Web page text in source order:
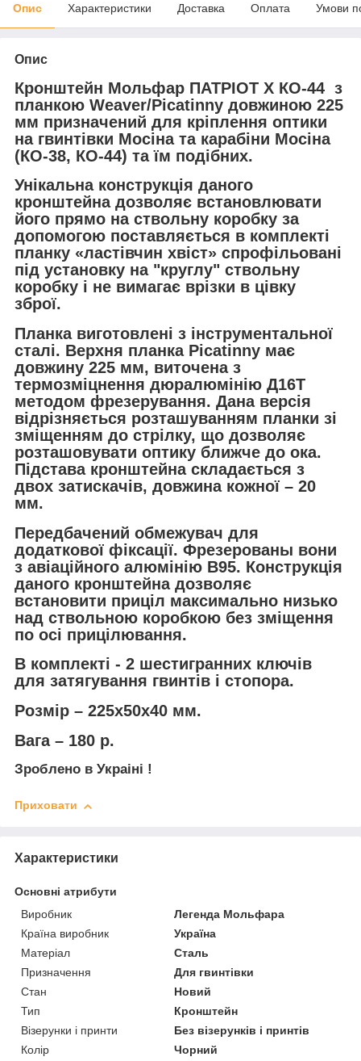
Опис Характеристики Доставка Оплата Умови
Опис
Кронштейн Мольфар ПАТРІОТ Х КО-44 з
планкою Weaver/Picatinny довжиною 225
мм призначений для кріплення оптики
на гвинтівки Мосіна та карабіни Мосіна
(КО-38, КО-44) та їм подібних.
Унікальна конструкція даного
кронштейна дозволяє встановлювати
його прямо на ствольну коробку за
допомогою поставляється в комплекті
планку «ластівчин хвіст» спрофільовані
під установку на "круглу" ствольну
коробку і не вимагає врізки в цівку
зброї.
Планка виготовлені з інструментальної
сталі. Верхня планка Picatinny має
довжину 225 мм, виточена з
термозміцнення дюралюмінію Д16Т
методом фрезерування. Дана версія
відрізняється розташуванням планки зі
зміщенням до стрілку, що дозволяє
розташовувати оптику ближче до ока.
Підстава кронштейна складається з
двох затискачів, довжина кожної – 20
мм.
Передбачений обмежувач для
додаткової фіксації. Фрезерованы вони
з авіаційного алюмінію В95. Конструкція
даного кронштейна дозволяє
встановити приціл максимально низько
над ствольною коробкою без зміщення
по осі прицілювання.
В комплекті - 2 шестигранних ключів
для затягування гвинтів і стопора.
Розмір – 225х50х40 мм.
Вага – 180 р.
Зроблено в Украіні !
Приховати
Характеристики
Основні атрибути
Виробник
Легенда Мольфара
Країна виробник
Україна
Матеріал
Сталь
Призначення
Для гвинтівки
Стан
Новий
Тип
Кронштейн
Візерунки і принти
Без візерунків і принтів
Колір
Чорний